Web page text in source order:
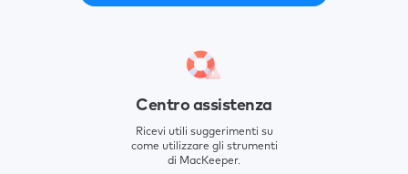
Centro assistenza
Ricevi utili suggerimenti su
come utilizzare gli strumenti
di MacKeeper.